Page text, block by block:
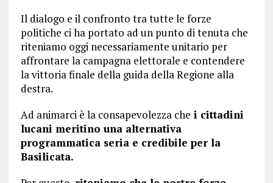
Il dialogo e il confronto tra tutte le forze
politiche ci ha portato ad un punto di tenuta che
riteniamo oggi necessariamente unitario per
affrontare la campagna elettorale e contendere
la vittoria finale della guida della Regione alla
destra.
Ad animarci è la consapevolezza che i cittadini
lucani meritino una alternativa
programmatica seria e credibile per la
Basilicata.